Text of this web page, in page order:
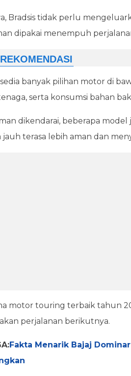
Bradsis tidak perlu
dipakai menempuh
banyak pilihan motor di
serta konsumsi bahan
dikendarai, beberapa
jauh terasa lebih aman dan
motor touring terbaik tahun
perjalanan berikutnya.
Fakta Menarik Bajaj